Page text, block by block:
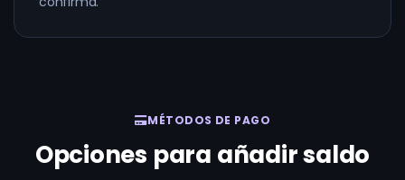
MÉTODOS DE PAGO
Opciones para añadir saldo